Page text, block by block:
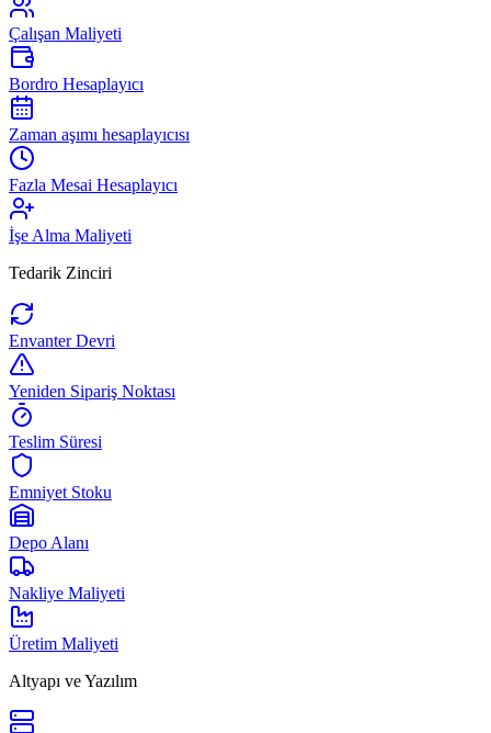
Çalışan Maliyeti
Bordro Hesaplayıcı
Zaman aşımı hesaplayıcısı
Fazla Mesai Hesaplayıcı
İşe Alma Maliyeti
Tedarik Zinciri
Envanter Devri
Yeniden Sipariş Noktası
Teslim Süresi
Emniyet Stoku
Depo Alanı
Nakliye Maliyeti
Üretim Maliyeti
Altyapı ve Yazılım